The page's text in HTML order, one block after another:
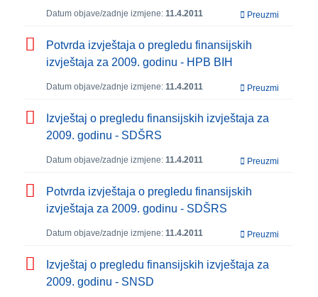
Datum objave/zadnje izmjene: 11.4.2011 Preuzmi
Potvrda izvještaja o pregledu finansijskih
izvještaja za 2009. godinu - HPB BIH
Datum objave/zadnje izmjene: 11.4.2011 Preuzmi
Izvještaj o pregledu finansijskih izvještaja za
2009. godinu - SDŠRS
Datum objave/zadnje izmjene: 11.4.2011 Preuzmi
Potvrda izvještaja o pregledu finansijskih
izvještaja za 2009. godinu - SDŠRS
Datum objave/zadnje izmjene: 11.4.2011 Preuzmi
Izvještaj o pregledu finansijskih izvještaja za
2009. godinu - SNSD